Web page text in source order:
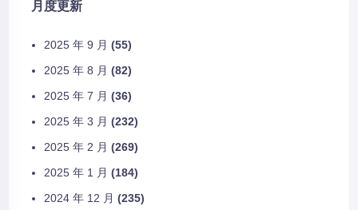
月度更新
2025 年 9 月 (55)
2025 年 8 月 (82)
2025 年 7 月 (36)
2025 年 3 月 (232)
2025 年 2 月 (269)
2025 年 1 月 (184)
2024 年 12 月 (235)